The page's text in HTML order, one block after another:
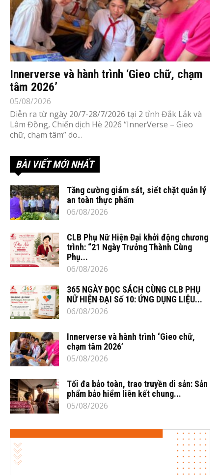
Innerverse và hành trình ‘Gieo chữ, chạm
tâm 2026’
05/08/2026
Diễn ra từ ngày 20/7-28/7/2026 tại 2 tỉnh Đắk Lắk và
Lâm Đồng, Chiến dịch Hè 2026 “InnerVerse – Gieo
chữ, chạm tâm” do...
BÀI VIẾT MỚI NHẤT
Tăng cường giám sát, siết chặt quản lý
an toàn thực phẩm
06/08/2026
CLB Phụ Nữ Hiện Đại khởi động chương
trình: “21 Ngày Trưởng Thành Cùng
Phụ...
06/08/2026
365 NGÀY ĐỌC SÁCH CÙNG CLB PHỤ
NỮ HIỆN ĐẠI Số 10: ỨNG DỤNG LIỆU...
06/08/2026
Innerverse và hành trình ‘Gieo chữ,
chạm tâm 2026’
05/08/2026
Tối đa bảo toàn, trao truyền di sản: Sản
phẩm bảo hiểm liên kết chung...
05/08/2026